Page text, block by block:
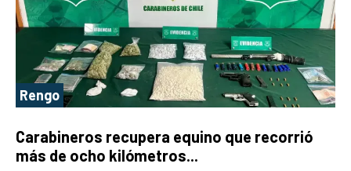
Rengo
Carabineros recupera equino que recorrió
más de ocho kilómetros...